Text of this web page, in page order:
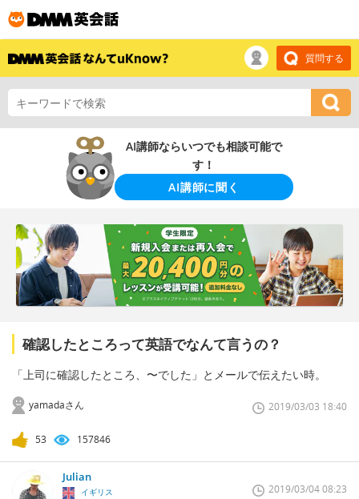
質問する
AI講師ならいつでも相談可能で
す！
AI講師に聞く
確認したところって英語でなんて言うの？
「上司に確認したところ、〜でした」とメールで伝えたい時。
yamadaさん 2019/03/03 18:40
53 157846
Julian
イギリス 2019/03/04 08:23